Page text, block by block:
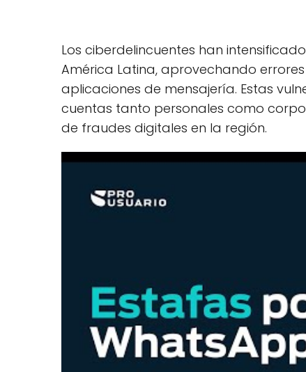
Los ciberdelincuentes han
América Latina, aprovechando
aplicaciones de mensajería. Estas
cuentas tanto personales como
de fraudes digitales en la región.